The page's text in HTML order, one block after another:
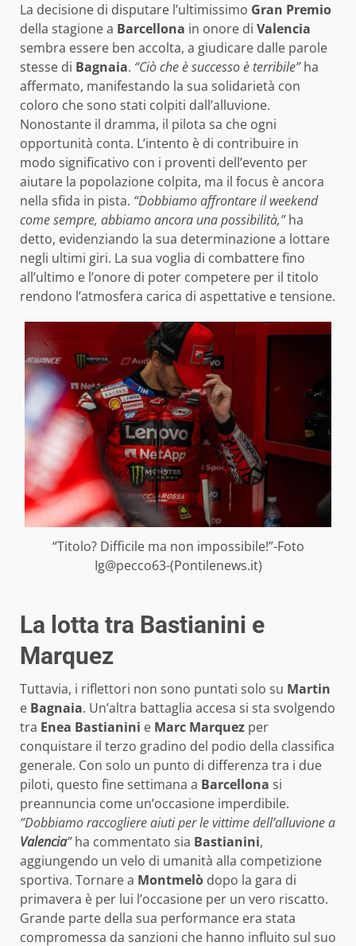
La decisione di disputare l’ultimissimo Gran Premio
della stagione a Barcellona in onore di Valencia
sembra essere ben accolta, a giudicare dalle parole
stesse di Bagnaia. “Ciò che è successo è terribile”ha
affermato, manifestando la sua solidarietà con
coloro che sono stati colpiti dall’alluvione.
Nonostante il dramma, il pilota sa che ogni
opportunità conta. L’intento è di contribuire in
modo significativo con i proventi dell’evento per
aiutare la popolazione colpita, ma il focus è ancora
nella sfida in pista. “Dobbiamo affrontare il weekend
come sempre, abbiamo ancora una possibilità,”ha
detto, evidenziando la sua determinazione a lottare
negli ultimi giri. La sua voglia di combattere fino
all’ultimo e l’onore di poter competere per il titolo
rendono l’atmosfera carica di aspettative e tensione.
“Titolo? Difficile ma non impossibile!”-Foto
Ig@pecco63-(Pontilenews.it)
La lotta tra Bastianini e
Marquez
Tuttavia, i riflettori non sono puntati solo su Martin
e Bagnaia. Un’altra battaglia accesa si sta svolgendo
tra Enea Bastianini e Marc Marquez per
conquistare il terzo gradino del podio della classifica
generale. Con solo un punto di differenza tra i due
piloti, questo fine settimana a Barcellona si
preannuncia come un’occasione imperdibile.
“Dobbiamo raccogliere aiuti per le vittime dell’alluvione a
Valencia”ha commentato sia Bastianini,
aggiungendo un velo di umanità alla competizione
sportiva. Tornare a Montmelò dopo la gara di
primavera è per lui l’occasione per un vero riscatto.
Grande parte della sua performance era stata
compromessa da sanzioni che hanno influito sul suo